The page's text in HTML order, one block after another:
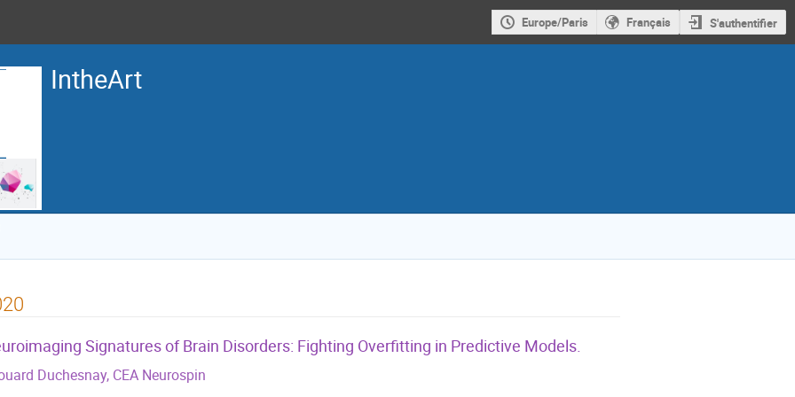
Europe/Paris Français S'authentifier
IntheArt
Signatures of Brain Disorders: Fighting Overfitting in Predictive Models.
Duchesnay, CEA Neurospin